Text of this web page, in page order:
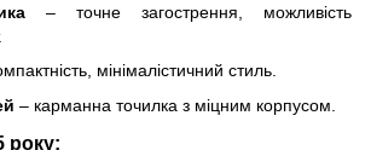
– точне загострення, можливість
мінімалістичний стиль.
– карманна точилка з міцним корпусом.
року: